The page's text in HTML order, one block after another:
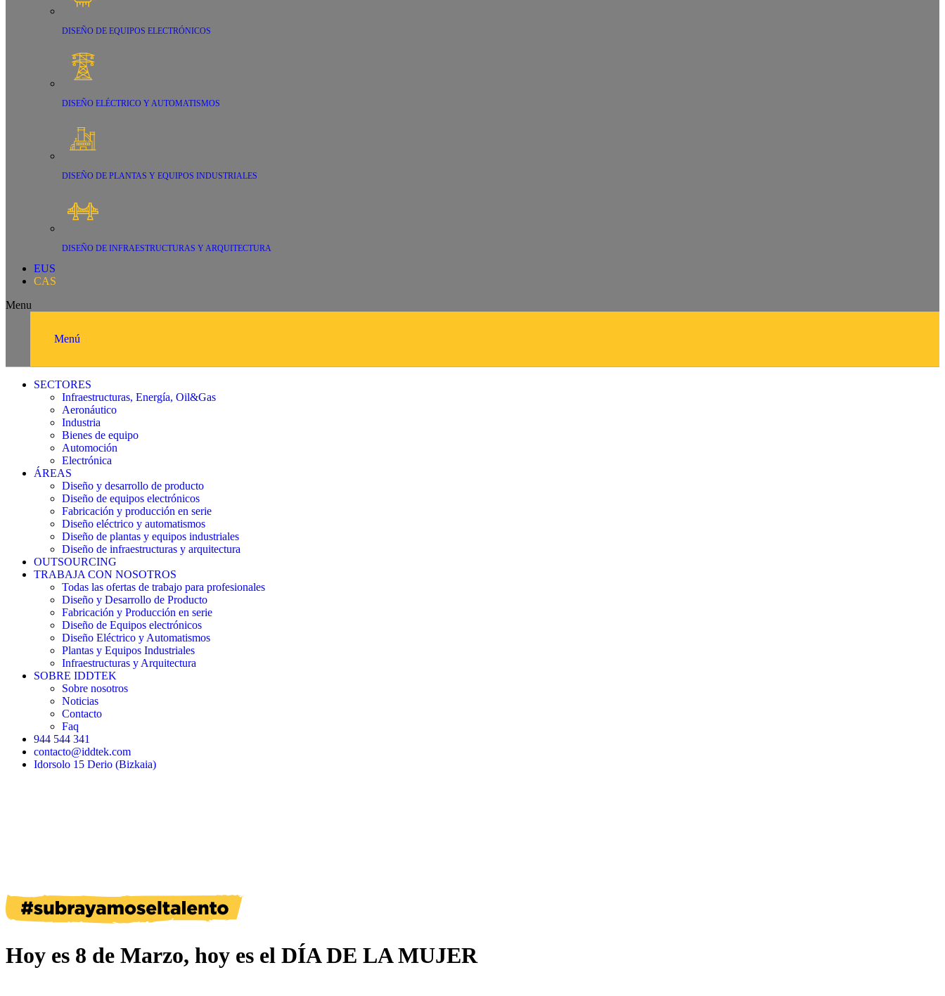
DISEÑO DE EQUIPOS ELECTRÓNICOS
DISEÑO ELÉCTRICO Y AUTOMATISMOS
DISEÑO DE PLANTAS Y EQUIPOS INDUSTRIALES
DISEÑO DE INFRAESTRUCTURAS Y ARQUITECTURA
EUS
CAS
Menu
Menú
SECTORES
Infraestructuras, Energía, Oil&Gas
Aeronáutico
Industria
Bienes de equipo
Automoción
Electrónica
ÁREAS
Diseño y desarrollo de producto
Diseño de equipos electrónicos
Fabricación y producción en serie
Diseño eléctrico y automatismos
Diseño de plantas y equipos industriales
Diseño de infraestructuras y arquitectura
OUTSOURCING
TRABAJA CON NOSOTROS
Todas las ofertas de trabajo para profesionales
Diseño y Desarrollo de Producto
Fabricación y Producción en serie
Diseño de Equipos electrónicos
Diseño Eléctrico y Automatismos
Plantas y Equipos Industriales
Infraestructuras y Arquitectura
SOBRE IDDTEK
Sobre nosotros
Noticias
Contacto
Faq
944 544 341
contacto@iddtek.com
Idorsolo 15 Derio (Bizkaia)
Hoy es 8 de Marzo, hoy es el DÍA DE LA MUJER